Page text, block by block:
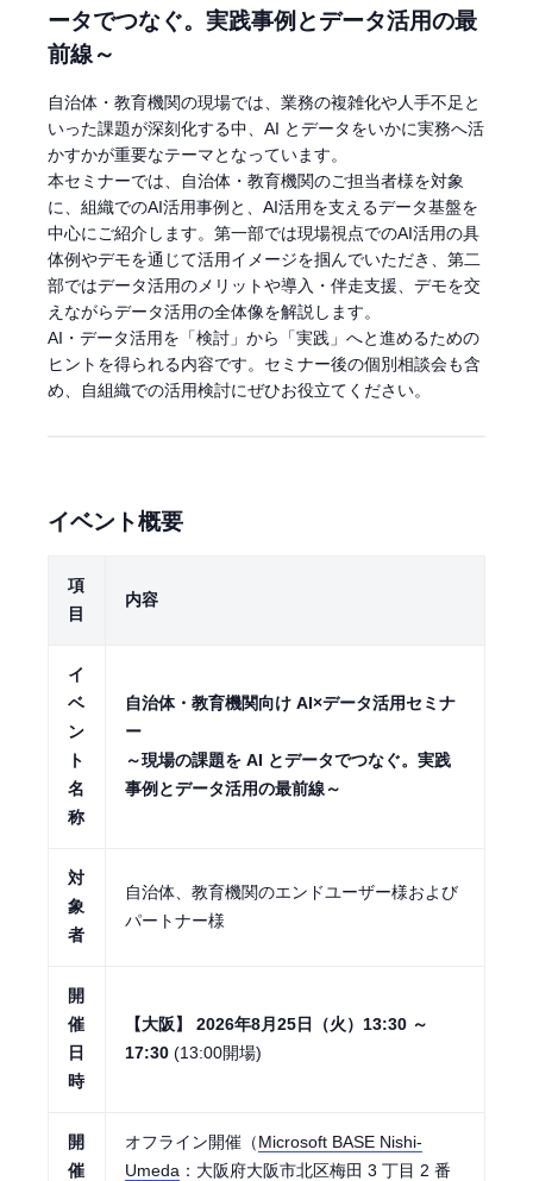
ータでつなぐ。実践事例とデータ活用の最
前線～
自治体・教育機関の現場では、業務の複雑化や人手不足と
いった課題が深刻化する中、AI とデータをいかに実務へ活
かすかが重要なテーマとなっています。
本セミナーでは、自治体・教育機関のご担当者様を対象
に、組織でのAI活用事例と、AI活用を支えるデータ基盤を
中心にご紹介します。第一部では現場視点でのAI活用の具
体例やデモを通じて活用イメージを掴んでいただき、第二
部ではデータ活用のメリットや導入・伴走支援、デモを交
えながらデータ活用の全体像を解説します。
AI・データ活用を「検討」から「実践」へと進めるための
ヒントを得られる内容です。セミナー後の個別相談会も含
め、自組織での活用検討にぜひお役立てください。
イベント概要
項
目
内容
イ
ベ
ン
ト
名
称
自治体・教育機関向け AI×データ活用セミナ
ー
～現場の課題を AI とデータでつなぐ。実践
事例とデータ活用の最前線～
対
象
者
自治体、教育機関のエンドユーザー様および
パートナー様
開
催
日
時
【大阪】 2026年8月25日（火）13:30 ～
17:30 (13:00開場)
開
催
オフライン開催（ Microsoft BASE Nishi-
Umeda ：大阪府大阪市北区梅田 3 丁目 2 番